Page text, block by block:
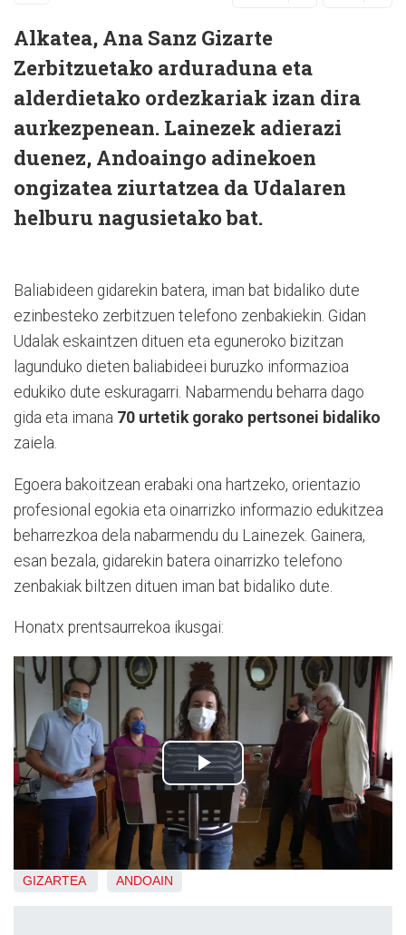
Alkatea, Ana Sanz Gizarte
Zerbitzuetako arduraduna eta
alderdietako ordezkariak izan dira
aurkezpenean. Lainezek adierazi
duenez, Andoaingo adinekoen
ongizatea ziurtatzea da Udalaren
helburu nagusietako bat.
Baliabideen gidarekin batera, iman bat bidaliko dute
ezinbesteko zerbitzuen telefono zenbakiekin. Gidan
Udalak eskaintzen dituen eta eguneroko bizitzan
lagunduko dieten baliabideei buruzko informazioa
edukiko dute eskuragarri. Nabarmendu beharra dago
gida eta imana 70 urtetik gorako pertsonei bidaliko
zaiela.
Egoera bakoitzean erabaki ona hartzeko, orientazio
profesional egokia eta oinarrizko informazio edukitzea
beharrezkoa dela nabarmendu du Lainezek. Gainera,
esan bezala, gidarekin batera oinarrizko telefono
zenbakiak biltzen dituen iman bat bidaliko dute.
Honatx prentsaurrekoa ikusgai:
GIZARTEA ANDOAIN